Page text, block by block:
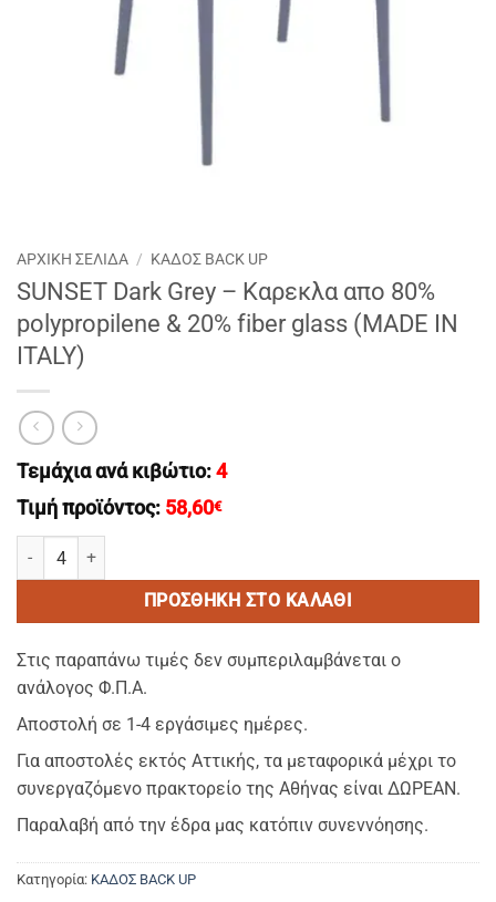
ΑΡΧΙΚΉ ΣΕΛΊΔΑ / ΚΑΔΟΣ BACK UP
SUNSET Dark Grey – Καρεκλα απο 80%
polypropilene & 20% fiber glass (MADE IN
ITALY)
Τεμάχια ανά κιβώτιο: 4
Τιμή προϊόντος: 58,60€
SUNSET Dark Grey - Καρεκλα απο 80% polypropilene & 20% fiber
ΠΡΟΣΘΉΚΗ ΣΤΟ ΚΑΛΆΘΙ
Στις παραπάνω τιμές δεν συμπεριλαμβάνεται ο
ανάλογος Φ.Π.Α.
Αποστολή σε 1-4 εργάσιμες ημέρες.
Για αποστολές εκτός Αττικής, τα μεταφορικά μέχρι το
συνεργαζόμενο πρακτορείο της Αθήνας είναι ΔΩΡΕΑΝ.
Παραλαβή από την έδρα μας κατόπιν συνεννόησης.
Κατηγορία: ΚΑΔΟΣ BACK UP